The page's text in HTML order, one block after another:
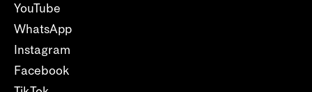
YouTube
WhatsApp
Instagram
Facebook